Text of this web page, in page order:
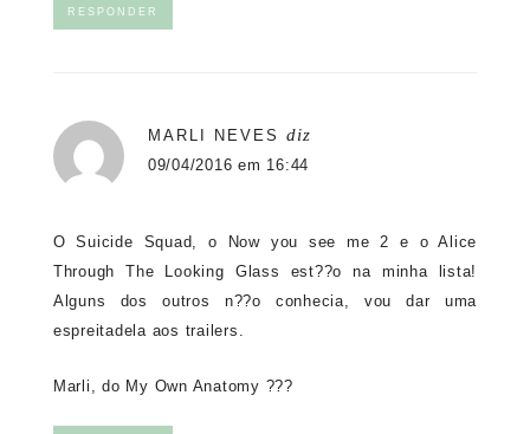
RESPONDER
MARLI NEVES diz
09/04/2016 em 16:44
O Suicide Squad, o Now you see me 2 e o Alice
Through The Looking Glass est??o na minha lista!
Alguns dos outros n??o conhecia, vou dar uma
espreitadela aos trailers.
Marli, do My Own Anatomy ???